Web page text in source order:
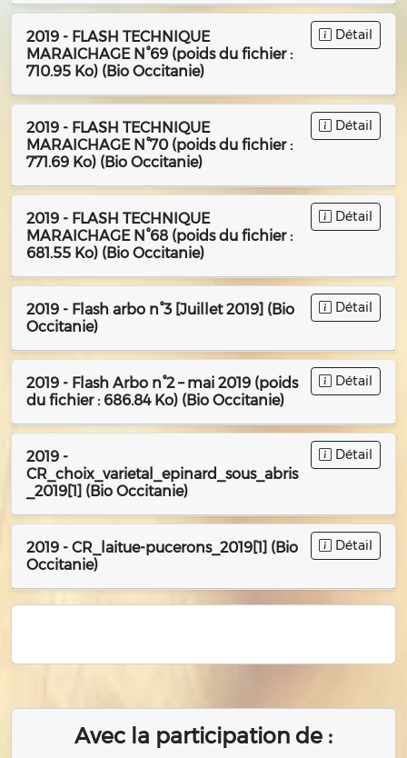
Détail
2019 - FLASH TECHNIQUE
MARAICHAGE N°69 (poids du fichier :
710.95 Ko) (Bio Occitanie)
Détail
2019 - FLASH TECHNIQUE
MARAICHAGE N°70 (poids du fichier :
771.69 Ko) (Bio Occitanie)
Détail
2019 - FLASH TECHNIQUE
MARAICHAGE N°68 (poids du fichier :
681.55 Ko) (Bio Occitanie)
Détail
2019 - Flash arbo n°3 [Juillet 2019] (Bio
Occitanie)
Détail
2019 - Flash Arbo n°2 – mai 2019 (poids
du fichier : 686.84 Ko) (Bio Occitanie)
Détail
2019 -
CR_choix_varietal_epinard_sous_abris
_2019[1] (Bio Occitanie)
Détail
2019 - CR_laitue-pucerons_2019[1] (Bio
Occitanie)
Avec la participation de :